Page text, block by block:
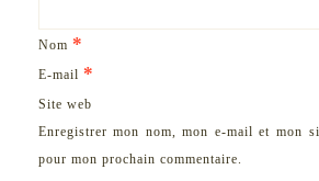
Nom *
E-mail *
Site web
Enregistrer mon nom, mon e-mail et mon
pour mon prochain commentaire.